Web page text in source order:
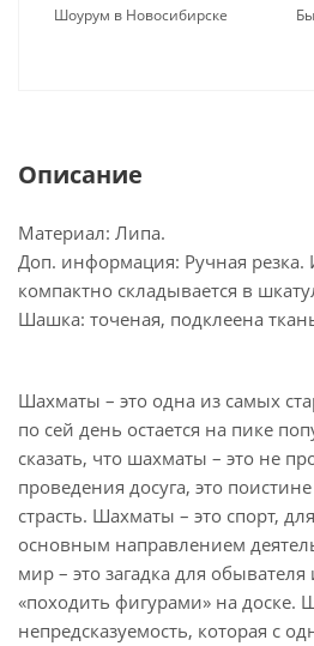
Шоурум в Новосибирске
Описание
Материал: Липа.
Доп. информация: Ручная резка.
компактно складывается в
Шашка: точеная, подклеена
Шахматы – это одна из самых
по сей день остается на пике
сказать, что шахматы – это не
проведения досуга, это
страсть. Шахматы – это спорт,
основным направлением
мир – это загадка для
«походить фигурами» на доске.
непредсказуемость, которая с